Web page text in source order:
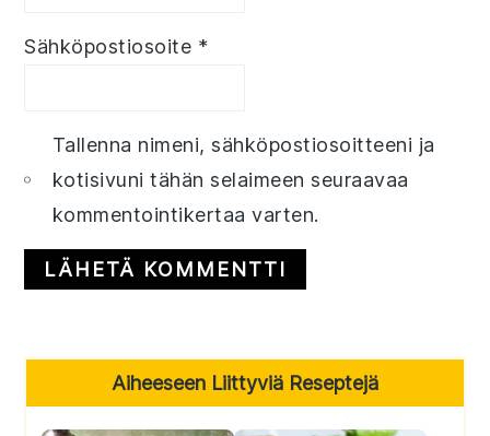
Sähköpostiosoite *
Tallenna nimeni, sähköpostiosoitteeni ja
kotisivuni tähän selaimeen seuraavaa
kommentointikertaa varten.
Primary
Sidebar
Aiheeseen Liittyviä Reseptejä